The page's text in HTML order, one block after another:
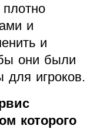
и
и
они были
для игроков.
которого